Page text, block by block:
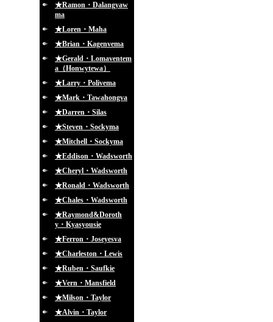
★Ramon・Dalangyaw
ma
★Loren・Maha
★Brian・Kagenvema
★Gerald・Lomaventem
a（Honwytewa）
★Larry・Polivema
★Mark・Tawahongva
★Darren・Silas
★Steven・Sockyma
★Mitchell・Sockyma
★Eddison・Wadsworth
★Cheryl・Wadsworth
★Ronald・Wadsworth
★Chales・Wadsworth
★Raymond&Doroth
y・Kyasyousie
★Ferron・Joseyesva
★Charleston・Lewis
★Ruben・Saufkie
★Vern・Mansfield
★Milson・Taylor
★Alvin・Taylor